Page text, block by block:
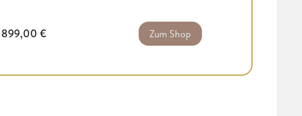
899,00 € Zum Shop